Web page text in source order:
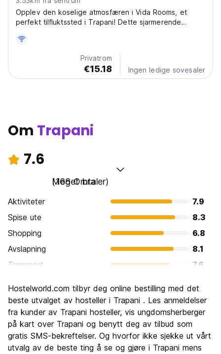
Opplev den koselige atmosfæren i Vida Rooms, et
perfekt tilfluktssted i Trapani! Dette sjarmerende
historie. (Auto-translated from original language)
Privatrom
€15.18 Ingen ledige sovesaler
Om Trapani
7.6
Meget bra
(168 Omtaler)
Aktiviteter
7.9
Spise ute
8.3
Shopping
6.8
Avslapning
8.1
Transport
7.6
Kultur
7.8
Feste
6.7
Verdi for pengene
Hostelworld.com tilbyr deg online bestilling med det
beste utvalget av hosteller i Trapani . Les anmeldelser
fra kunder av Trapani hosteller, vis ungdomsherberger
på kart over Trapani og benytt deg av tilbud som
gratis SMS-bekreftelser. Og hvorfor ikke sjekke ut vårt
utvalg av de beste ting å se og gjøre i Trapani mens